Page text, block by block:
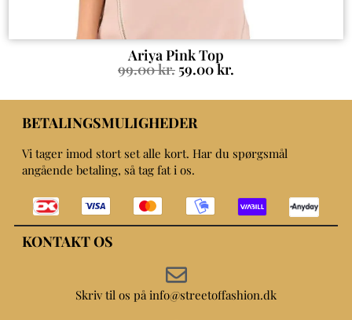
Ariya Pink Top
99.00kr. 59.00kr.
BETALINGSMULIGHEDER
Vi tager imod stort set alle kort. Har du spørgsmål
angående betaling, så tag fat i os.
KONTAKT OS
Skriv til os på info@streetoffashion.dk